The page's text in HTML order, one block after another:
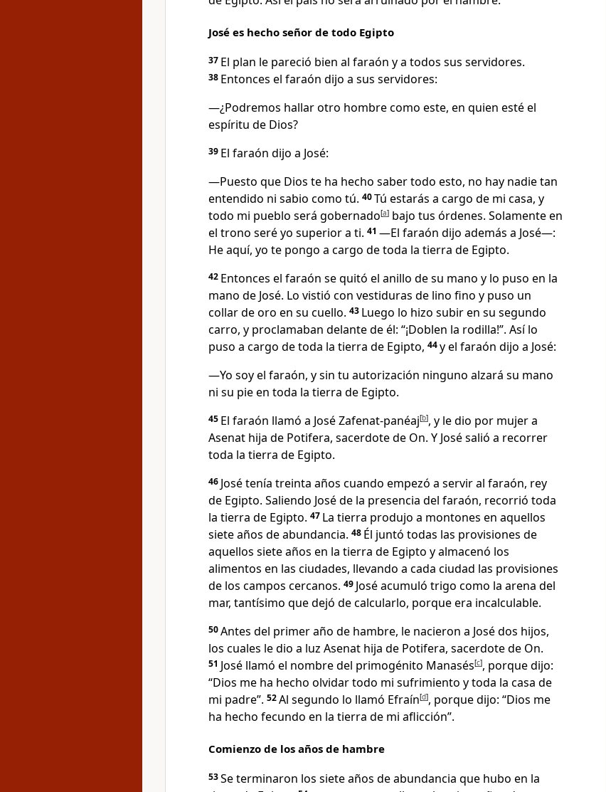
José es hecho señor de todo Egipto
37 El plan le pareció bien al faraón y a todos sus servidores.
38 Entonces el faraón dijo a sus servidores:
—¿Podremos hallar otro hombre como este, en quien esté el
espíritu de Dios?
39 El faraón dijo a José:
—Puesto que Dios te ha hecho saber todo esto, no hay nadie tan
entendido ni sabio como tú. 40Tú estarás a cargo de mi casa, y
todo mi pueblo será gobernado[a] bajo tus órdenes. Solamente en
el trono seré yo superior a ti. 41 —El faraón dijo además a José—:
He aquí, yo te pongo a cargo de toda la tierra de Egipto.
42 Entonces el faraón se quitó el anillo de su mano y lo puso en la
mano de José. Lo vistió con vestiduras de lino fino y puso un
collar de oro en su cuello. 43 Luego lo hizo subir en su segundo
carro, y proclamaban delante de él: “¡Doblen la rodilla!”. Así lo
puso a cargo de toda la tierra de Egipto, 44y el faraón dijo a José:
—Yo soy el faraón, y sin tu autorización ninguno alzará su mano
ni su pie en toda la tierra de Egipto.
45 El faraón llamó a José Zafenat-panéaj[b], y le dio por mujer a
Asenat hija de Potifera, sacerdote de On. Y José salió a recorrer
toda la tierra de Egipto.
46 José tenía treinta años cuando empezó a servir al faraón, rey
de Egipto. Saliendo José de la presencia del faraón, recorrió toda
la tierra de Egipto. 47 La tierra produjo a montones en aquellos
siete años de abundancia. 48 Él juntó todas las provisiones de
aquellos siete años en la tierra de Egipto y almacenó los
alimentos en las ciudades, llevando a cada ciudad las provisiones
de los campos cercanos. 49 José acumuló trigo como la arena del
mar, tantísimo que dejó de calcularlo, porque era incalculable.
50Antes del primer año de hambre, le nacieron a José dos hijos,
los cuales le dio a luz Asenat hija de Potifera, sacerdote de On.
51 José llamó el nombre del primogénito Manasés[c], porque dijo:
“Dios me ha hecho olvidar todo mi sufrimiento y toda la casa de
mi padre”. 52Al segundo lo llamó Efraín[d], porque dijo: “Dios me
ha hecho fecundo en la tierra de mi aflicción”.
Comienzo de los años de hambre
53Se terminaron los siete años de abundancia que hubo en la